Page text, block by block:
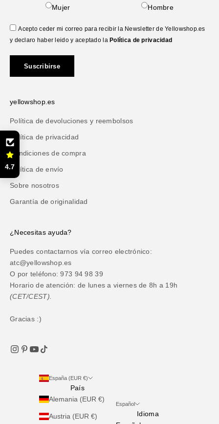
Mujer Hombre
Acepto ceder mi correo para recibir la Newsletter de Yellowshop.es
y declaro haber leido y aceptado la Política de privacidad
Suscribirse
yellowshop.es
Política de devoluciones y reembolsos
Política de privacidad
Condiciones de compra
Política de envío
Sobre nosotros
Garantía de originalidad
¿Necesitas ayuda?
Puedes contactarnos vía correo electrónico:
atc@yellowshop.es
O por teléfono: 973 94 98 39
Horario de atención: de lunes a viernes de 8h a 19h
(CET/CEST).
Gracias :)
España (EUR €)
País
Alemania (EUR €)
Austria (EUR €)
Español
Idioma
4.7